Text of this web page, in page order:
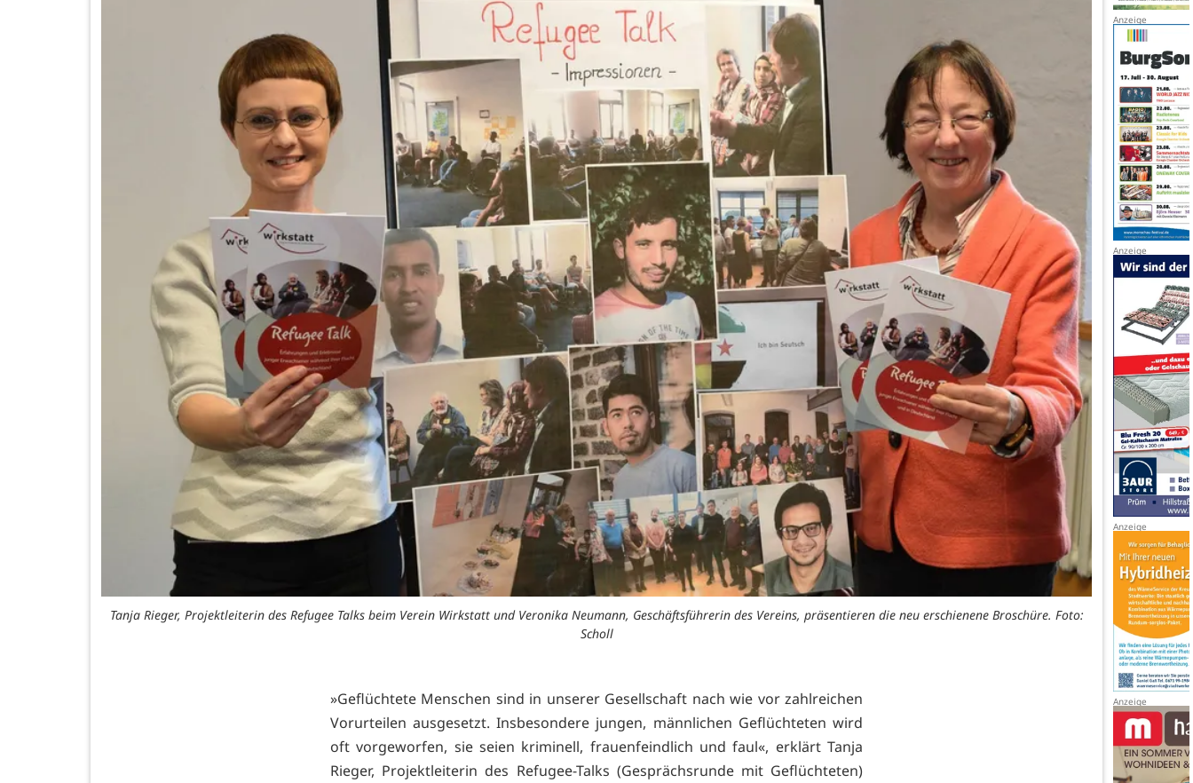
Tanja Rieger, Projektleiterin des Refugee Talks beim Verein Wirkstatt und Veronika Neumann, Geschäftsführerin des Vereins, präsentieren die neu erschienene Broschüre. Foto:
Scholl
»Geflüchtete Menschen sind in unserer Gesellschaft nach wie vor zahlreichen
Vorurteilen ausgesetzt. Insbesondere jungen, männlichen Geflüchteten wird
oft vorgeworfen, sie seien kriminell, frauenfeindlich und faul«, erklärt Tanja
Rieger, Projektleiterin des Refugee-Talks (Gesprächsrunde mit Geflüchteten)